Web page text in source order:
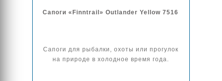
Сапоги «Finntrail» Outlander Yellow 7516
Сапоги для рыбалки, охоты или прогулок
на природе в холодное время года.